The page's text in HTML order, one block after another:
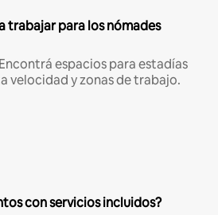
trabajar para los nómades
espacios para estadías
velocidad y zonas de trabajo.
con servicios incluidos?